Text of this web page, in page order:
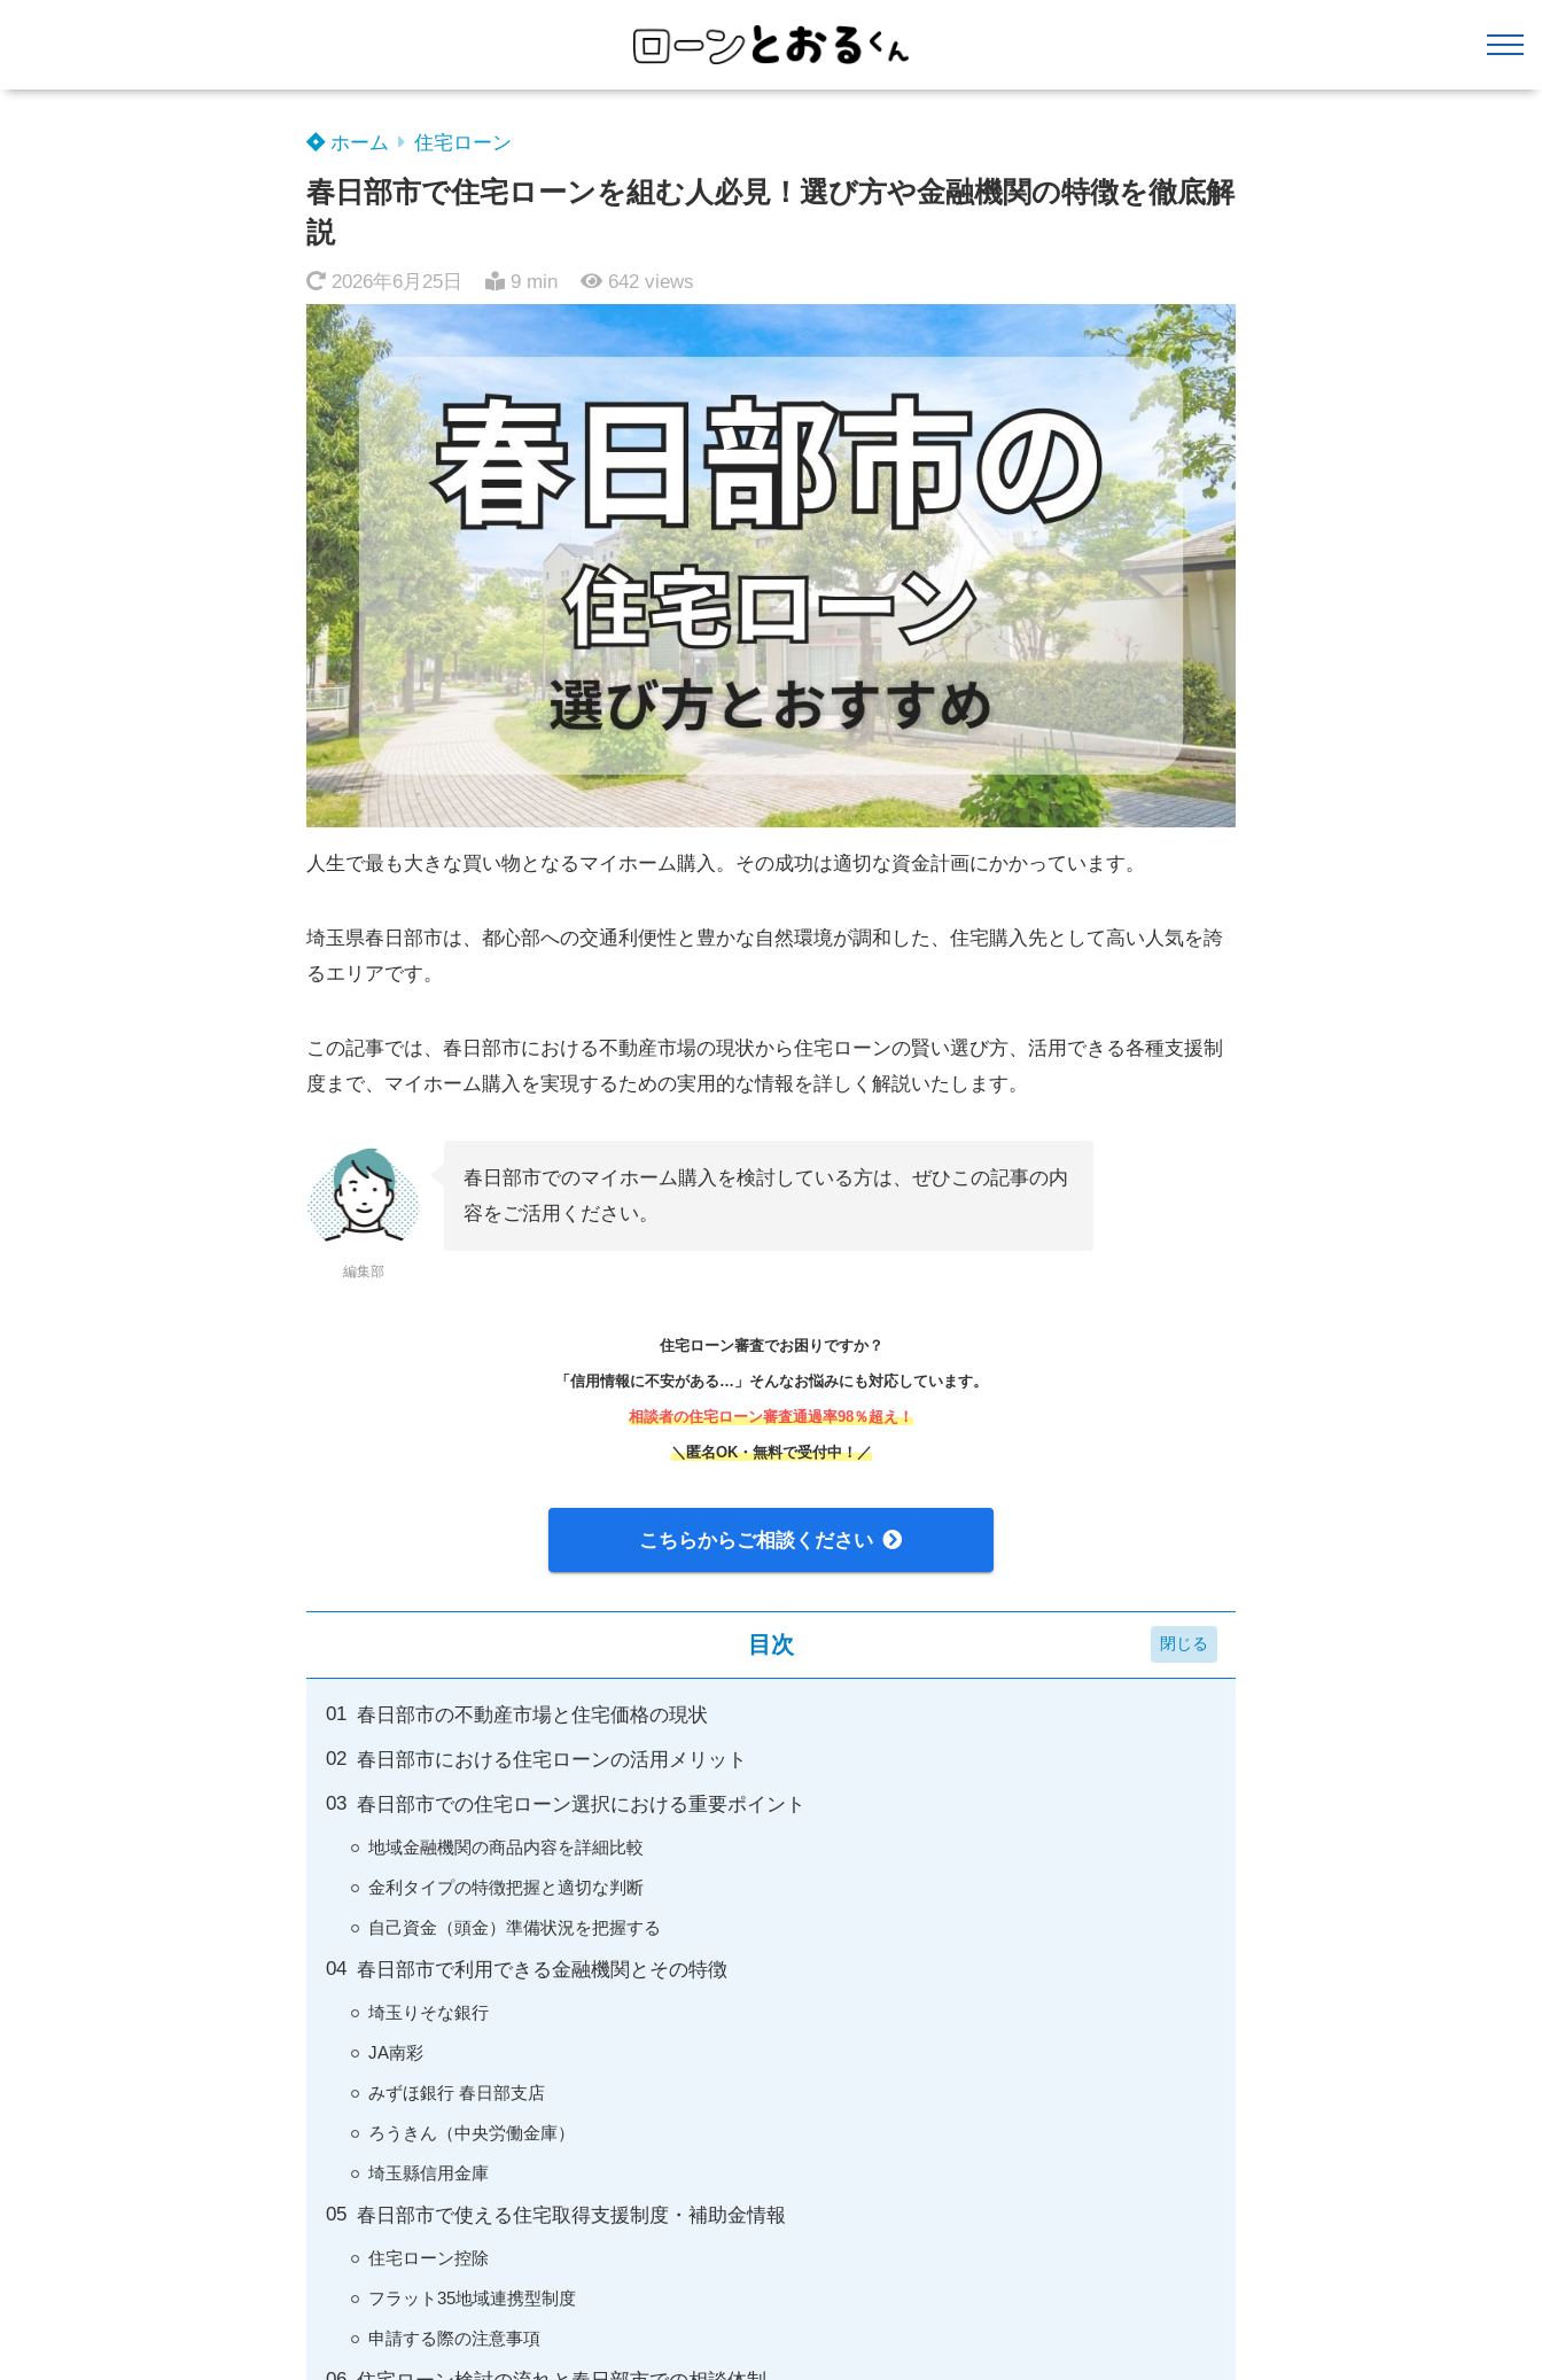
ホーム 住宅ローン
春日部市で住宅ローンを組む人必見！選び方や金融機関の特徴を徹底解
説
2026年6月25日 9 min 642 views
人生で最も大きな買い物となるマイホーム購入。その成功は適切な資金計画にかかっています。
埼玉県春日部市は、都心部への交通利便性と豊かな自然環境が調和した、住宅購入先として高い人気を誇
るエリアです。
この記事では、春日部市における不動産市場の現状から住宅ローンの賢い選び方、活用できる各種支援制
度まで、マイホーム購入を実現するための実用的な情報を詳しく解説いたします。
編集部
春日部市でのマイホーム購入を検討している方は、ぜひこの記事の内
容をご活用ください。
住宅ローン審査でお困りですか？
「信用情報に不安がある…」そんなお悩みにも対応しています。
相談者の住宅ローン審査通過率98％超え！
＼匿名OK・無料で受付中！／
こちらからご相談ください
目次
春日部市の不動産市場と住宅価格の現状
春日部市における住宅ローンの活用メリット
春日部市での住宅ローン選択における重要ポイント
地域金融機関の商品内容を詳細比較
金利タイプの特徴把握と適切な判断
自己資金（頭金）準備状況を把握する
春日部市で利用できる金融機関とその特徴
埼玉りそな銀行
JA南彩
みずほ銀行 春日部支店
ろうきん（中央労働金庫）
埼玉縣信用金庫
春日部市で使える住宅取得支援制度・補助金情報
住宅ローン控除
フラット35地域連携型制度
申請する際の注意事項